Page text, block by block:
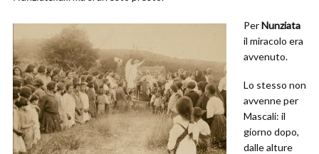
PerNunziata
il miracolo era
avvenuto.
Lo stesso non
avvenne per
Mascali: il
giorno dopo,
dalle alture